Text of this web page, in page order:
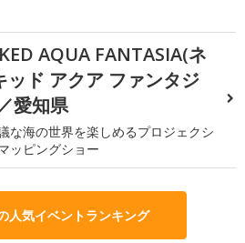
AQUA FANTASIA(ネ
ッド アクア ファンタジ
愛知県
な海の世界を楽しめるプロジェクシ
ッピングショー
人気イベントランキング